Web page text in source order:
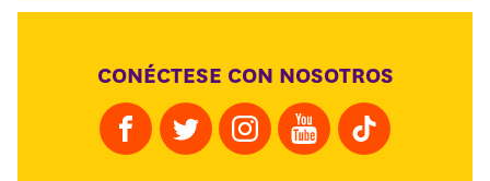
CONÉCTESE CON NOSOTROS